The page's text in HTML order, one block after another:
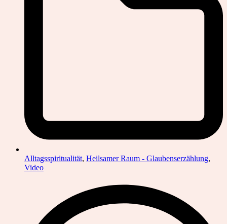
Alltagsspiritualität, Heilsamer Raum - Glaubenserzählung,
Video